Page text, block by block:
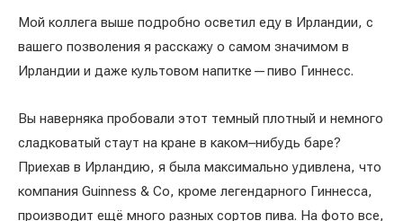
Мой коллега выше подробно осветил еду в Ирландии, с
вашего позволения я расскажу о самом значимом в
Ирландии и даже культовом напитке — пиво Гиннесс.
Вы наверняка пробовали этот темный плотный и немного
сладковатый стаут на кране в каком–нибудь баре?
Приехав в Ирландию, я была максимально удивлена, что
компания Guinness & Co, кроме легендарного Гиннесса,
производит ещё много разных сортов пива. На фото все,